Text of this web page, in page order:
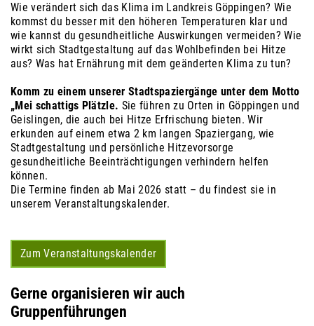
Wie verändert sich das Klima im Landkreis Göppingen? Wie
kommst du besser mit den höheren Temperaturen klar und
wie kannst du gesundheitliche Auswirkungen vermeiden? Wie
wirkt sich Stadtgestaltung auf das Wohlbefinden bei Hitze
aus? Was hat Ernährung mit dem geänderten Klima zu tun?
Komm zu einem unserer Stadtspaziergänge unter dem Motto
„Mei schattigs Plätzle. Sie führen zu Orten in Göppingen und
Geislingen, die auch bei Hitze Erfrischung bieten. Wir
erkunden auf einem etwa 2 km langen Spaziergang, wie
Stadtgestaltung und persönliche Hitzevorsorge
gesundheitliche Beeinträchtigungen verhindern helfen
können.
Die Termine finden ab Mai 2026 statt – du findest sie in
unserem Veranstaltungskalender.
Zum Veranstaltungskalender
Gerne organisieren wir auch
Gruppenführungen